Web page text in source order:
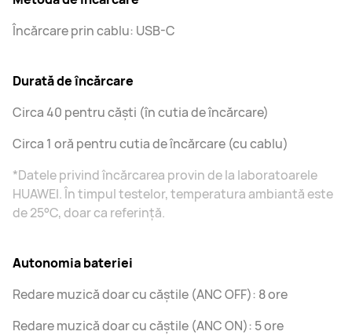
Încărcare prin cablu: USB-C
Durată de încărcare
Circa 40 pentru căști (în cutia de încărcare)
Circa 1 oră pentru cutia de încărcare (cu cablu)
*Datele privind încărcarea provin de la laboratoarele
HUAWEI. În timpul testelor, temperatura ambiantă este
de 25°C, doar ca referință.
Autonomia bateriei
Redare muzică doar cu căștile (ANC OFF): 8 ore
Redare muzică doar cu căștile (ANC ON): 5 ore